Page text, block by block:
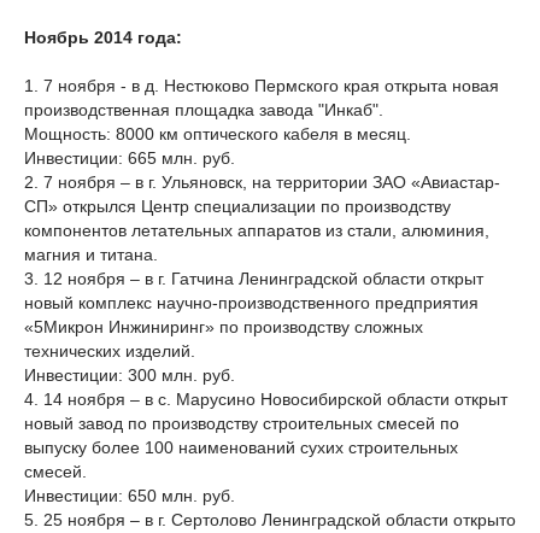
Ноябрь 2014 года:
1. 7 ноября - в д. Нестюково Пермского края открыта новая
производственная площадка завода "Инкаб".
Мощность: 8000 км оптического кабеля в месяц.
Инвестиции: 665 млн. руб.
2. 7 ноября – в г. Ульяновск, на территории ЗАО «Авиастар-
СП» открылся Центр специализации по производству
компонентов летательных аппаратов из стали, алюминия,
магния и титана.
3. 12 ноября – в г. Гатчина Ленинградской области открыт
новый комплекс научно-производственного предприятия
«5Микрон Инжиниринг» по производству сложных
технических изделий.
Инвестиции: 300 млн. руб.
4. 14 ноября – в с. Марусино Новосибирской области открыт
новый завод по производству строительных смесей по
выпуску более 100 наименований сухих строительных
смесей.
Инвестиции: 650 млн. руб.
5. 25 ноября – в г. Сертолово Ленинградской области открыто